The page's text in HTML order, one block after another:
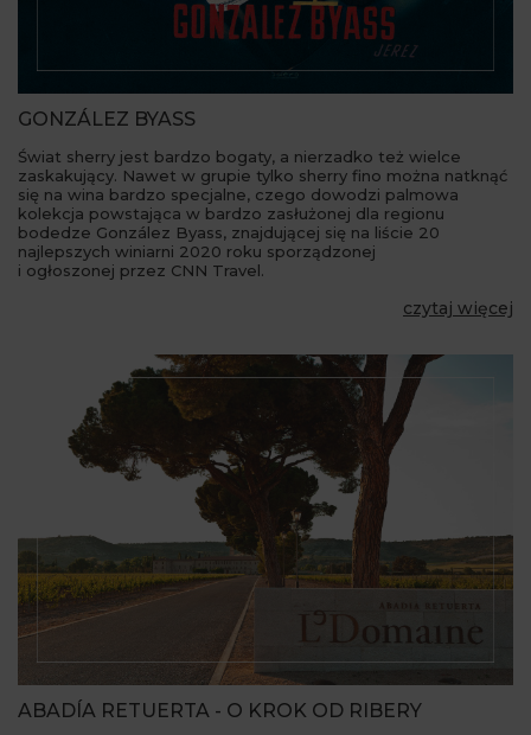
GONZÁLEZ BYASS
Świat sherry jest bardzo bogaty, a nierzadko też wielce
zaskakujący. Nawet w grupie tylko sherry fino można natknąć
się na wina bardzo specjalne, czego dowodzi palmowa
kolekcja powstająca w bardzo zasłużonej dla regionu
bodedze González Byass, znajdującej się na liście 20
najlepszych winiarni 2020 roku sporządzonej
i ogłoszonej przez CNN Travel.
czytaj więcej
ABADÍA RETUERTA - O KROK OD RIBERY